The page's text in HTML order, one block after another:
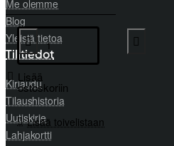
Lisää
ostoskoriin
Lisää toivelistaan
Me olemme
Blog
Yleistä tietoa
Tilitiedot
Kirjaudu
Tilaushistoria
Uutiskirje
Lahjakortti